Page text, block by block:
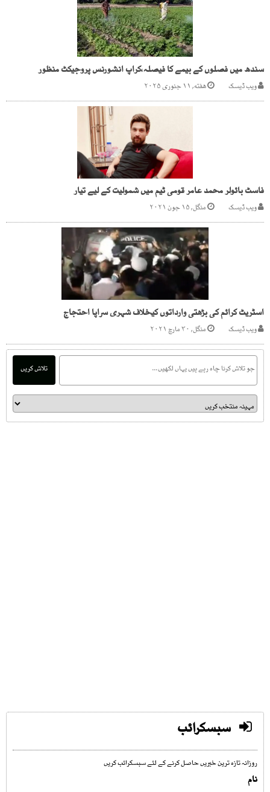
سندھ میں فصلوں کے بیمے کا فیصلہ،کراپ انشورنس پروجیکٹ منظور
ویب ڈیسک هفته, ۱۱ جنوری ۲۰۲۵
فاسٹ بائولر محمد عامر قومی ٹیم میں شمولیت کے لیے تیار
ویب ڈیسک منگل, ۱۵ جون ۲۰۲۱
اسٹریٹ کرائم کی بڑھتی وارداتوں کیخلاف شہری سراپا احتجاج
ویب ڈیسک منگل, ۳۰ مارچ ۲۰۲۱
تلاش کریں
سبسکرائب
روزانہ تازہ ترین خبریں حاصل کرنے کے لئے سبسکرائب کریں
نام